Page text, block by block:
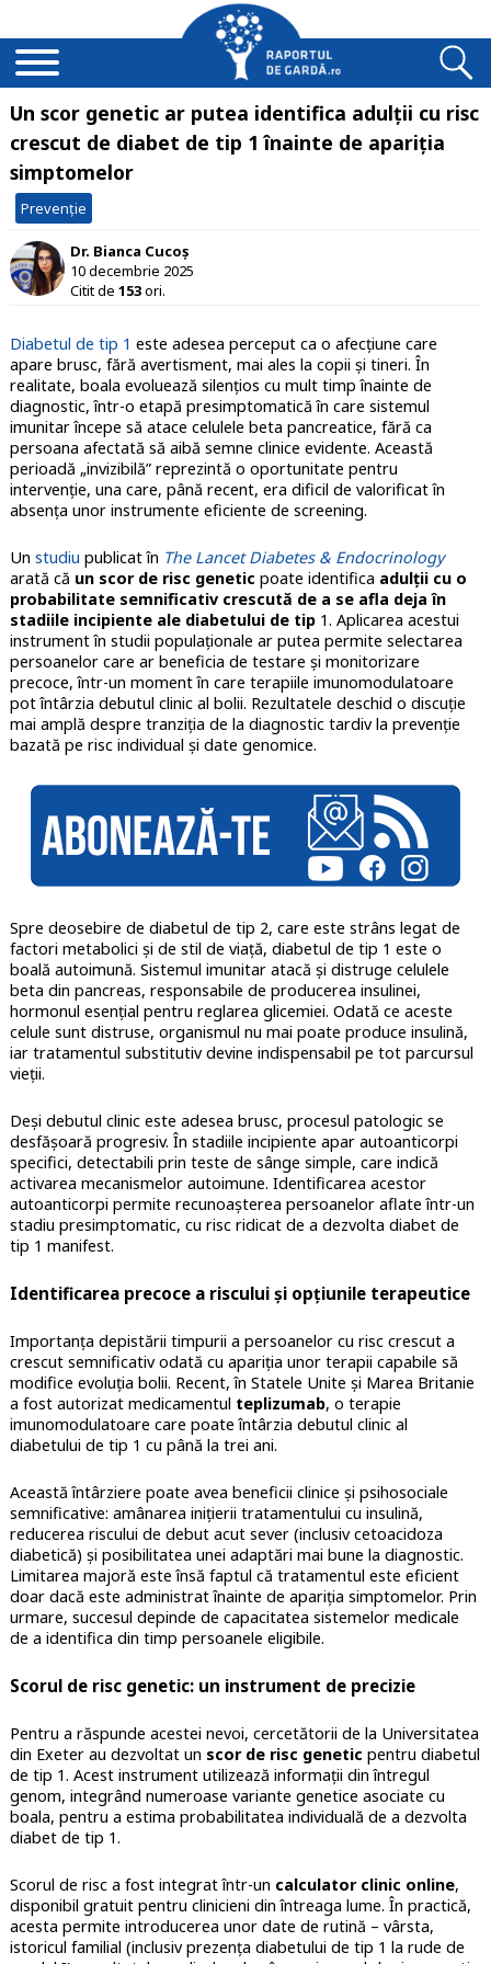
Un scor genetic ar putea identifica adulții cu risc
crescut de diabet de tip 1 înainte de apariția
simptomelor
Prevenție
Dr. Bianca Cucoș
10 decembrie 2025
Citit de 153ori.
Diabetul de tip 1 este adesea perceput ca o afecțiune care
apare brusc, fără avertisment, mai ales la copii și tineri. În
realitate, boala evoluează silențios cu mult timp înainte de
diagnostic, într-o etapă presimptomatică în care sistemul
imunitar începe să atace celulele beta pancreatice, fără ca
persoana afectată să aibă semne clinice evidente. Această
perioadă „invizibilă” reprezintă o oportunitate pentru
intervenție, una care, până recent, era dificil de valorificat în
absența unor instrumente eficiente de screening.
Un studiu publicat în The Lancet Diabetes & Endocrinology
arată că un scor de risc genetic poate identifica adulții cu o
probabilitate semnificativ crescută de a se afla deja în
stadiile incipiente ale diabetului de tip1. Aplicarea acestui
instrument în studii populaționale ar putea permite selectarea
persoanelor care ar beneficia de testare și monitorizare
precoce, într-un moment în care terapiile imunomodulatoare
pot întârzia debutul clinic al bolii. Rezultatele deschid o discuție
mai amplă despre tranziția de la diagnostic tardiv la prevenție
bazată pe risc individual și date genomice.
Spre deosebire de diabetul de tip 2, care este strâns legat de
factori metabolici și de stil de viață, diabetul de tip 1 este o
boală autoimună. Sistemul imunitar atacă și distruge celulele
beta din pancreas, responsabile de producerea insulinei,
hormonul esențial pentru reglarea glicemiei. Odată ce aceste
celule sunt distruse, organismul nu mai poate produce insulină,
iar tratamentul substitutiv devine indispensabil pe tot parcursul
vieții.
Deși debutul clinic este adesea brusc, procesul patologic se
desfășoară progresiv. În stadiile incipiente apar autoanticorpi
specifici, detectabili prin teste de sânge simple, care indică
activarea mecanismelor autoimune. Identificarea acestor
autoanticorpi permite recunoașterea persoanelor aflate într-un
stadiu presimptomatic, cu risc ridicat de a dezvolta diabet de
tip 1 manifest.
Identificarea precoce a riscului și opțiunile terapeutice
Importanța depistării timpurii a persoanelor cu risc crescut a
crescut semnificativ odată cu apariția unor terapii capabile să
modifice evoluția bolii. Recent, în Statele Unite și Marea Britanie
a fost autorizat medicamentul teplizumab, o terapie
imunomodulatoare care poate întârzia debutul clinic al
diabetului de tip 1 cu până la trei ani.
Această întârziere poate avea beneficii clinice și psihosociale
semnificative: amânarea inițierii tratamentului cu insulină,
reducerea riscului de debut acut sever (inclusiv cetoacidoza
diabetică) și posibilitatea unei adaptări mai bune la diagnostic.
Limitarea majoră este însă faptul că tratamentul este eficient
doar dacă este administrat înainte de apariția simptomelor. Prin
urmare, succesul depinde de capacitatea sistemelor medicale
de a identifica din timp persoanele eligibile.
Scorul de risc genetic: un instrument de precizie
Pentru a răspunde acestei nevoi, cercetătorii de la Universitatea
din Exeter au dezvoltat un scor de risc genetic pentru diabetul
de tip 1. Acest instrument utilizează informații din întregul
genom, integrând numeroase variante genetice asociate cu
boala, pentru a estima probabilitatea individuală de a dezvolta
diabet de tip 1.
Scorul de risc a fost integrat într-un calculator clinic online,
disponibil gratuit pentru clinicieni din întreaga lume. În practică,
acesta permite introducerea unor date de rutină – vârsta,
istoricul familial (inclusiv prezența diabetului de tip 1 la rude de